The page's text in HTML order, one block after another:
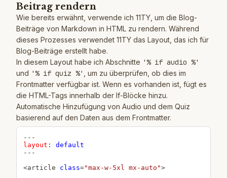
Beitrag rendern
Wie bereits erwähnt, verwende ich 11TY, um die Blog-
Beiträge von Markdown in HTML zu rendern. Während
dieses Prozesses verwendet 11TY das Layout, das ich für
Blog-Beiträge erstellt habe.
In diesem Layout habe ich Abschnitte '% if audio %'
und '% if quiz %'
, um zu überprüfen, ob dies im
Frontmatter verfügbar ist. Wenn es vorhanden ist, fügt es
die HTML-Tags innerhalb der If-Blöcke hinzu.
Automatische Hinzufügung von Audio und dem Quiz
basierend auf den Daten aus dem Frontmatter.
-- -
layout :
default
-- -
<article class="max-w-5xl mx-auto">